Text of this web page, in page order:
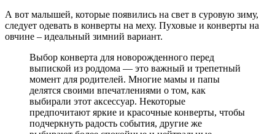
А вот малышей, которые появились на свет в суровую зиму,
следует одевать в конверты на меху. Пуховые и конверты на
овчине – идеальный зимний вариант.
Выбор конверта для новорожденного перед
выпиской из роддома — это важный и трепетный
момент для родителей. Многие мамы и папы
делятся своими впечатлениями о том, как
выбирали этот аксессуар. Некоторые
предпочитают яркие и красочные конверты, чтобы
подчеркнуть радость события, другие же